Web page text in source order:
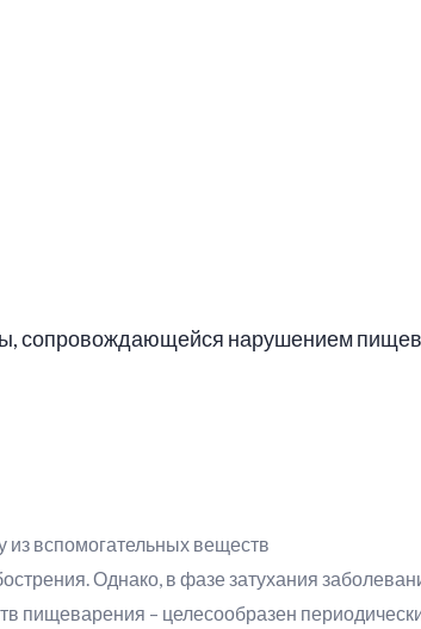
сопровождающейся нарушением
из вспомогательных веществ
Однако, в фазе затухания
пищеварения – целесообразен